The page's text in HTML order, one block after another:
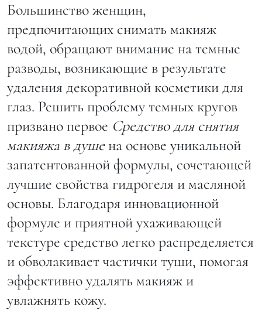
Большинство женщин,
предпочитающих снимать макияж
водой, обращают внимание на темные
разводы, возникающие в результате
удаления декоративной косметики для
глаз. Решить проблему темных кругов
призвано первое Средство для снятия
макияжа в душена основе уникальной
запатентованной формулы, сочетающей
лучшие свойства гидрогеля и масляной
основы. Благодаря инновационной
формуле и приятной ухаживающей
текстуре средство легко распределяется
и обволакивает частички туши, помогая
эффективно удалять макияж и
увлажнять кожу.